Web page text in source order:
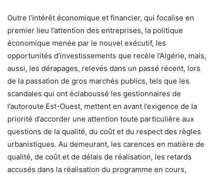
Outre l’intérêt économique et financier, qui focalise en
premier lieu l’attention des entreprises, la politique
économique menée par le nouvel exécutif, les
opportunités d’investissements que recèle l’Algérie, mais,
aussi, les dérapages, relevés dans un passé récent, lors
de la passation de gros marchés publics, tels que les
scandales qui ont éclaboussé les gestionnaires de
l’autoroute Est-Ouest, mettent en avant l’exigence de la
priorité d’accorder une attention toute particulière aux
questions de la qualité, du coût et du respect des règles
urbanistiques. Au demeurant, les carences en matière de
qualité, de coût et de délais de réalisation, les retards
accusés dans la réalisation du programme en cours,